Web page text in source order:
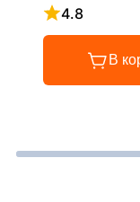
4.8
Рейтинг 4.8
В